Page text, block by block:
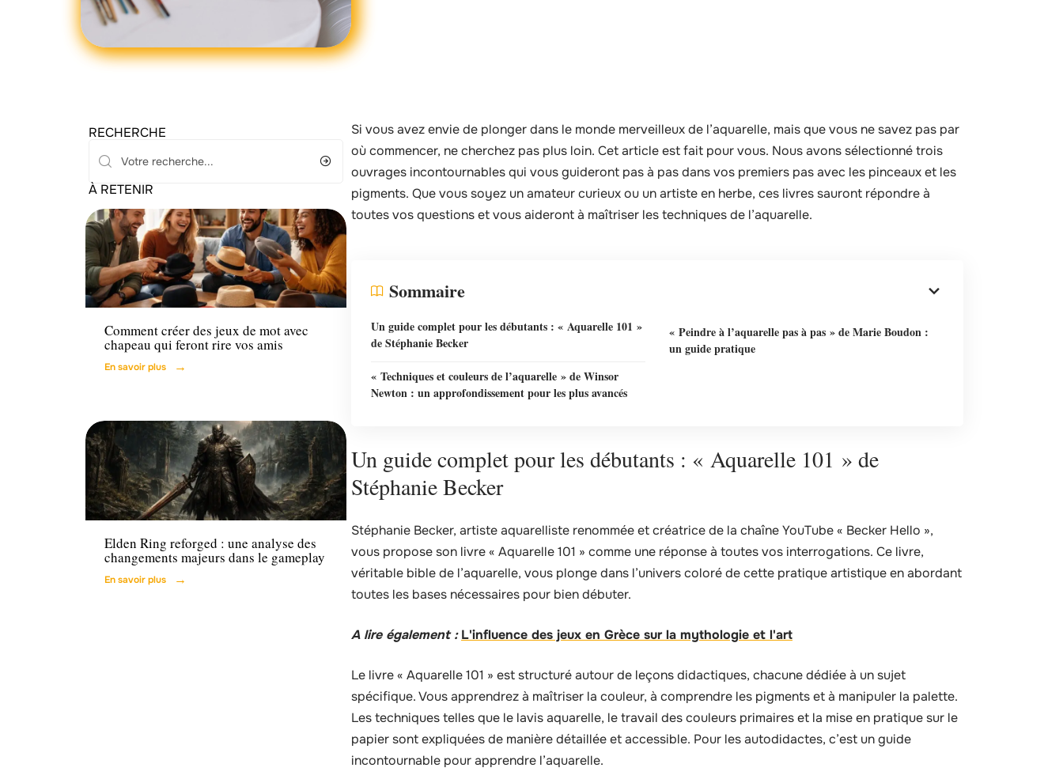
RECHERCHE
À RETENIR
Loisirs
Comment créer des jeux de mot avec
chapeau qui feront rire vos amis
En savoir plus
Tech
Elden Ring reforged : une analyse des
changements majeurs dans le gameplay
En savoir plus
Si vous avez envie de plonger dans le monde merveilleux de l’aquarelle, mais que vous ne savez pas par
où commencer, ne cherchez pas plus loin. Cet article est fait pour vous. Nous avons sélectionné trois
ouvrages incontournables qui vous guideront pas à pas dans vos premiers pas avec les pinceaux et les
pigments. Que vous soyez un amateur curieux ou un artiste en herbe, ces livres sauront répondre à
toutes vos questions et vous aideront à maîtriser les techniques de l’aquarelle.
Sommaire
Un guide complet pour les débutants : « Aquarelle 101 »
de Stéphanie Becker
« Peindre à l’aquarelle pas à pas » de Marie Boudon :
un guide pratique
« Techniques et couleurs de l’aquarelle » de Winsor
Newton : un approfondissement pour les plus avancés
Un guide complet pour les débutants : « Aquarelle 101 » de
Stéphanie Becker
Stéphanie Becker, artiste aquarelliste renommée et créatrice de la chaîne YouTube « Becker Hello »,
vous propose son livre « Aquarelle 101 » comme une réponse à toutes vos interrogations. Ce livre,
véritable bible de l’aquarelle, vous plonge dans l’univers coloré de cette pratique artistique en abordant
toutes les bases nécessaires pour bien débuter.
A lire également : L'influence des jeux en Grèce sur la mythologie et l'art
Le livre « Aquarelle 101 » est structuré autour de leçons didactiques, chacune dédiée à un sujet
spécifique. Vous apprendrez à maîtriser la couleur, à comprendre les pigments et à manipuler la palette.
Les techniques telles que le lavis aquarelle, le travail des couleurs primaires et la mise en pratique sur le
papier sont expliquées de manière détaillée et accessible. Pour les autodidactes, c’est un guide
incontournable pour apprendre l’aquarelle.